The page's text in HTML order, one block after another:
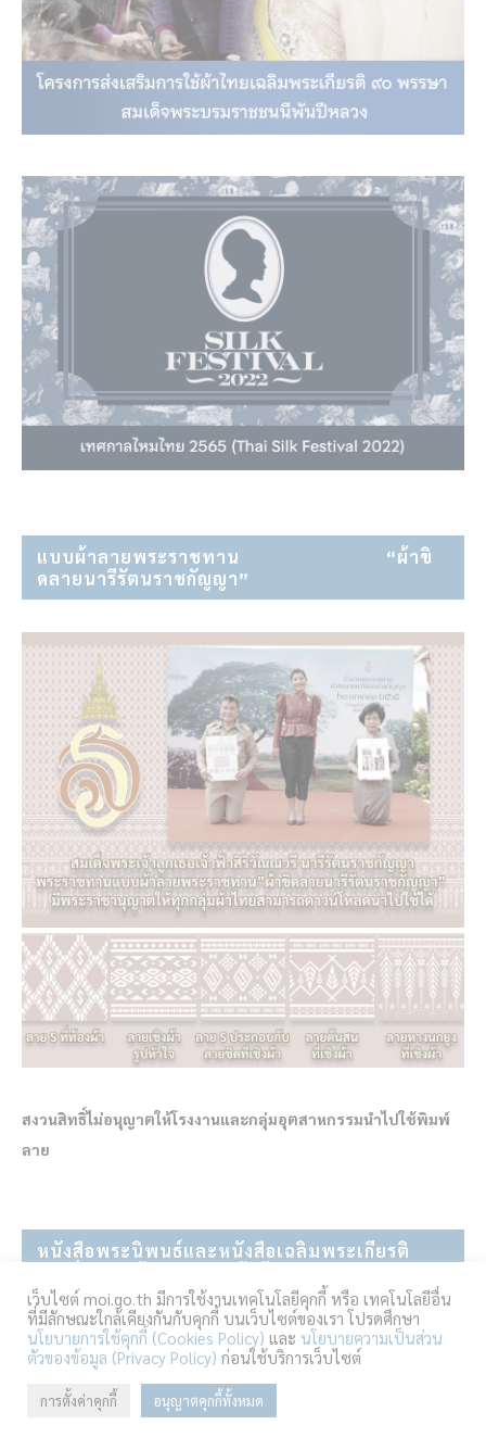
แบบผ้าลายพระราชทาน⠀⠀⠀⠀⠀⠀⠀⠀⠀⠀ “ผ้าขิ
ดลายนารีรัตนราชกัญญา”
สงวนสิทธิ์ไม่อนุญาตให้โรงงานและกลุ่มอุตสาหกรรมนำไปใช้พิมพ์
ลาย
หนังสือพระนิพนธ์และหนังสือเฉลิมพระเกียรติ
ราชกัญญา
เว็บไซต์ moi.go.th มีการใช้งานเทคโนโลยีคุกกี้ หรือ เทคโนโลยีอื่น
ที่มีลักษณะใกล้เคียงกันกับคุกกี้ บนเว็บไซต์ของเรา โปรดศึกษา
นโยบายการใช้คุกกี้ (Cookies Policy) และ นโยบายความเป็นส่วน
ตัวของข้อมูล (Privacy Policy) ก่อนใช้บริการเว็บไซต์
การตั้งค่าคุกกี้ อนุญาตคุกกี้ทั้งหมด